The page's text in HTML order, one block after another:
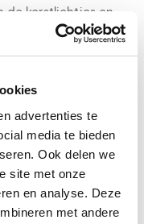
advertenties te
media te bieden
Ook delen we
site met onze
en analyse. Deze
met andere
de kerstlichtjes en
de perfecte
het Haagse Bos
kunt genieten van
sfeer.
is prachtig
foto-wandeling
markten in de